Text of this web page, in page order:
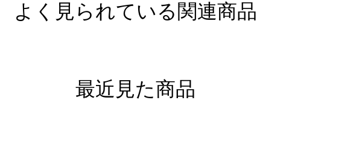
よく見られている関連商品
最近見た商品